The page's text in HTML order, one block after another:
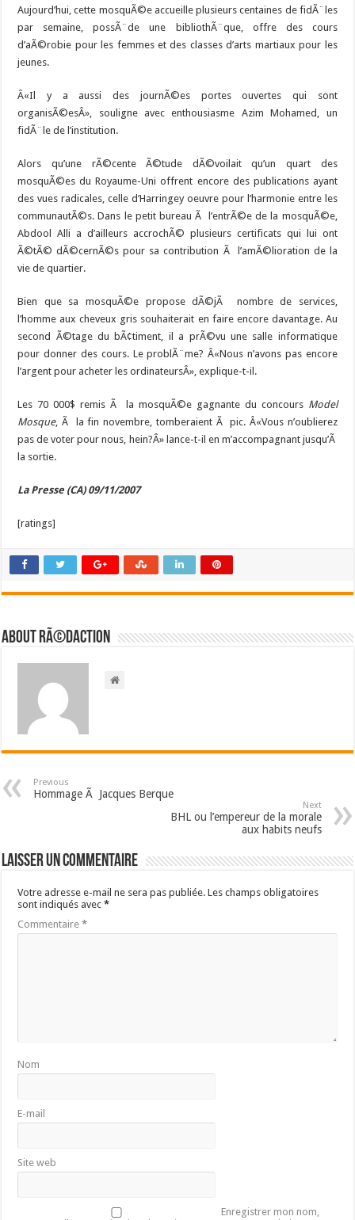
Aujourd’hui, cette mosquÃ©e accueille plusieurs centaines de fidÃ¨les
par semaine, possÃ¨de une bibliothÃ¨que, offre des cours
d’aÃ©robie pour les femmes et des classes d’arts martiaux pour les
jeunes.
Â«Il y a aussi des journÃ©es portes ouvertes qui sont
organisÃ©esÂ», souligne avec enthousiasme Azim Mohamed, un
fidÃ¨le de l’institution.
Alors qu’une rÃ©cente Ã©tude dÃ©voilait qu’un quart des
mosquÃ©es du Royaume-Uni offrent encore des publications ayant
des vues radicales, celle d’Harringey oeuvre pour l’harmonie entre les
communautÃ©s. Dans le petit bureau Ã l’entrÃ©e de la mosquÃ©e,
Abdool Alli a d’ailleurs accrochÃ© plusieurs certificats qui lui ont
Ã©tÃ© dÃ©cernÃ©s pour sa contribution Ã l’amÃ©lioration de la
vie de quartier.
Bien que sa mosquÃ©e propose dÃ©jÃ nombre de services,
l’homme aux cheveux gris souhaiterait en faire encore davantage. Au
second Ã©tage du bÃ¢timent, il a prÃ©vu une salle informatique
pour donner des cours. Le problÃ¨me? Â«Nous n’avons pas encore
l’argent pour acheter les ordinateursÂ», explique-t-il.
Les 70 000$ remis Ã la mosquÃ©e gagnante du concours Model
Mosque, Ã la fin novembre, tomberaient Ã pic. Â«Vous n’oublierez
pas de voter pour nous, hein?Â» lance-t-il en m’accompagnant jusqu’Ã
la sortie.
La Presse (CA) 09/11/2007
[ratings]
About RÃ©daction
Previous
Hommage Ã Jacques Berque
Next
BHL ou l’empereur de la morale
aux habits neufs
Laisser un commentaire
Votre adresse e-mail ne sera pas publiée. Les champs obligatoires
sont indiqués avec*
Commentaire*
Nom
E-mail
Site web
Enregistrer mon nom,